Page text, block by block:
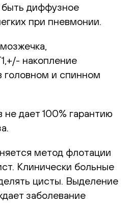
диффузное
при пневмонии.
накопление
головном и спинном
дает 100% гарантию
метод флотации
Клинически больные
цисты. Выделение
заболевание